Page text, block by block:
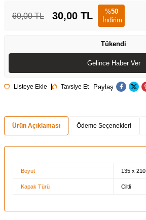
60,00TL 30,00 TL %50
İndirim
Tükendi
Gelince Haber Ver
Listeye Ekle Tavsiye Et Paylaş
Ürün Açıklaması Ödeme Seçenekleri
Boyut 135 x 210
Kapak Türü Ciltli